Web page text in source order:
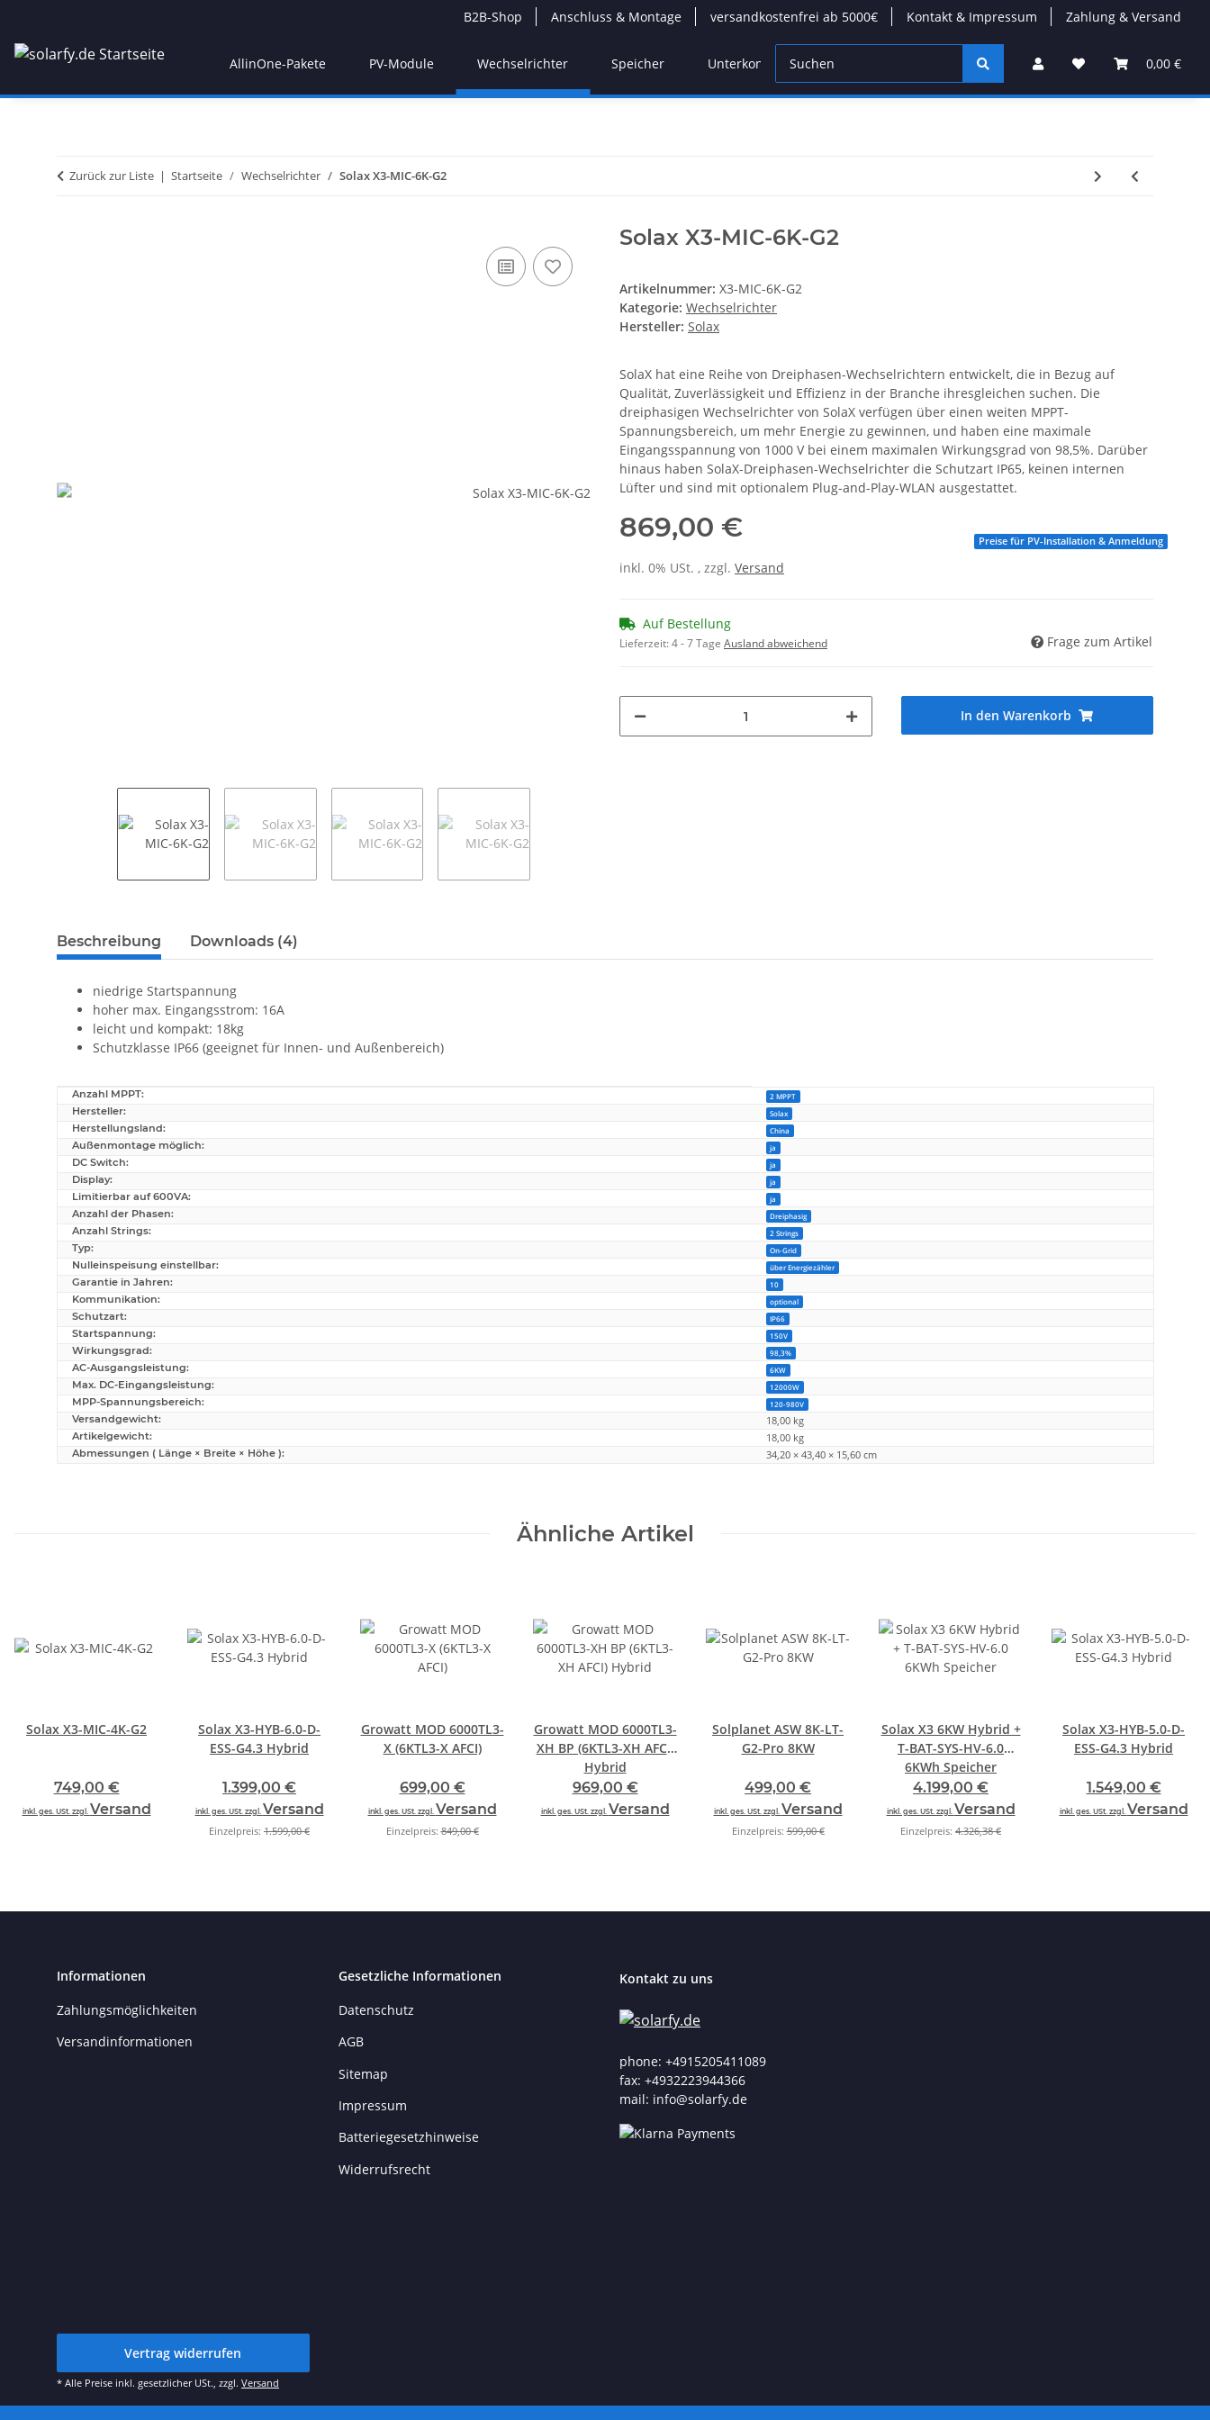
B2B-Shop Anschluss & Montage versandkostenfrei ab 5000€ Kontakt & Impressum Zahlung & Versand
0,00 €
AllinOne-Pakete PV-Module Wechselrichter Speicher Unterkonstruktion Kabel/Stecker Modulare
Zurück zur Liste Startseite Wechselrichter Solax X3-MIC-6K-G2
Solax X3-MIC-6K-G2
Artikelnummer: X3-MIC-6K-G2
Kategorie: Wechselrichter
Hersteller: Solax
SolaX hat eine Reihe von Dreiphasen-Wechselrichtern entwickelt, die in Bezug auf
Qualität, Zuverlässigkeit und Effizienz in der Branche ihresgleichen suchen. Die
dreiphasigen Wechselrichter von SolaX verfügen über einen weiten MPPT-
Spannungsbereich, um mehr Energie zu gewinnen, und haben eine maximale
Eingangsspannung von 1000 V bei einem maximalen Wirkungsgrad von 98,5%. Darüber
hinaus haben SolaX-Dreiphasen-Wechselrichter die Schutzart IP65, keinen internen
Lüfter und sind mit optionalem Plug-and-Play-WLAN ausgestattet.
869,00 €
inkl. 0% USt. , zzgl. Versand
Preise für PV-Installation & Anmeldung
Auf Bestellung
Lieferzeit:4 - 7 Tage Ausland abweichend Frage zum Artikel
In den Warenkorb
weitere Registerkarten anzeigen
Beschreibung Downloads (4)
niedrige Startspannung
hoher max. Eingangsstrom: 16A
leicht und kompakt: 18kg
Schutzklasse IP66 (geeignet für Innen- und Außenbereich)
Produkteigenschaft
Wert
Anzahl MPPT: 2 MPPT
Hersteller: Solax
Herstellungsland: China
Außenmontage möglich: ja
DC Switch: ja
Display: ja
Limitierbar auf 600VA: ja
Anzahl der Phasen: Dreiphasig
Anzahl Strings: 2 Strings
Typ: On-Grid
Nulleinspeisung einstellbar: über Energiezähler
Garantie in Jahren: 10
Kommunikation: optional
Schutzart: IP66
Startspannung: 150V
Wirkungsgrad: 98,3%
AC-Ausgangsleistung: 6KW
Max. DC-Eingangsleistung: 12000W
MPP-Spannungsbereich: 120-980V
Versandgewicht: 18,00 kg
Artikelgewicht: 18,00 kg
Abmessungen ( Länge × Breite × Höhe ): 34,20 × 43,40 × 15,60 cm
Ähnliche Artikel
Solax X3-MIC-4K-G2
749,00 €
inkl. ges. USt. zzgl. Versand
Solax X3-HYB-6.0-D-
ESS-G4.3 Hybrid
1.399,00 €
inkl. ges. USt. zzgl. Versand
Einzelpreis: 1.599,00 €
Growatt MOD 6000TL3-
X (6KTL3-X AFCI)
699,00 €
inkl. ges. USt. zzgl. Versand
Einzelpreis:849,00 €
Growatt MOD 6000TL3-
XH BP (6KTL3-XH AFCI)
Hybrid
969,00 €
inkl. ges. USt. zzgl. Versand
Solplanet ASW 8K-LT-
G2-Pro 8KW
499,00 €
inkl. ges. USt. zzgl. Versand
Einzelpreis:599,00 €
Solax X3 6KW Hybrid +
T-BAT-SYS-HV-6.0
6KWh Speicher
4.199,00 €
inkl. ges. USt. zzgl. Versand
Einzelpreis: 4.326,38 €
Solax X3-HYB-5.0-D-
ESS-G4.3 Hybrid
1.549,00 €
inkl. ges. USt. zzgl. Versand
Informationen
Zahlungsmöglichkeiten
Versandinformationen
Gesetzliche Informationen
Datenschutz
AGB
Sitemap
Impressum
Batteriegesetzhinweise
Widerrufsrecht
Kontakt zu uns
phone: +4915205411089
fax: +4932223944366
mail: info@solarfy.de
Vertrag widerrufen
* Alle Preise inkl. gesetzlicher USt., zzgl. Versand